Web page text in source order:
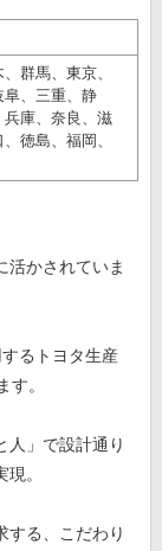
群馬、東京、
阜、三重、静
兵庫、奈良、滋
徳島、福岡、
活かされていま
るトヨタ生産
。
人」で設計通り
。
する、こだわり